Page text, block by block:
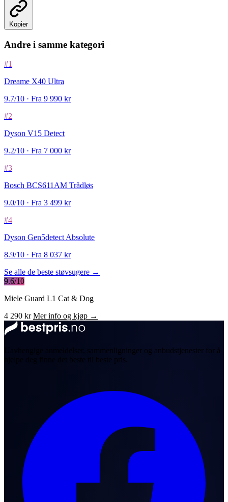
Kopier
Andre i samme kategori
#1
Dreame X40 Ultra
9.7/10 · Fra 9 990 kr
#2
Dyson V15 Detect
9.2/10 · Fra 7 000 kr
#3
Bosch BCS611AM Trådløs
9.0/10 · Fra 3 499 kr
#4
Dyson Gen5detect Absolute
8.9/10 · Fra 8 037 kr
Se alle de beste støvsugere →
9.6/10
Miele Guard L1 Cat & Dog
4 290 kr Mer info og kjøp →
Uavhengige anmeldelser, sammenligninger og anbudstjenester for å
hjelpe deg finne det beste til beste pris.